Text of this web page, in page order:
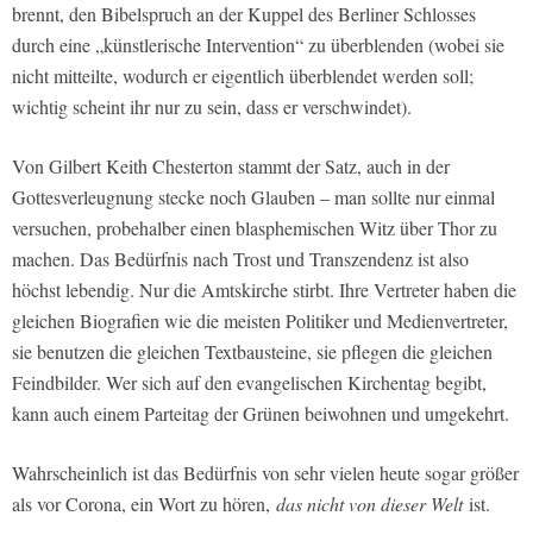
brennt, den Bibelspruch an der Kuppel des Berliner Schlosses
durch eine „künstlerische Intervention“ zu überblenden (wobei sie
nicht mitteilte, wodurch er eigentlich überblendet werden soll;
wichtig scheint ihr nur zu sein, dass er verschwindet).
Von Gilbert Keith Chesterton stammt der Satz, auch in der
Gottesverleugnung stecke noch Glauben – man sollte nur einmal
versuchen, probehalber einen blasphemischen Witz über Thor zu
machen. Das Bedürfnis nach Trost und Transzendenz ist also
höchst lebendig. Nur die Amtskirche stirbt. Ihre Vertreter haben die
gleichen Biografien wie die meisten Politiker und Medienvertreter,
sie benutzen die gleichen Textbausteine, sie pflegen die gleichen
Feindbilder. Wer sich auf den evangelischen Kirchentag begibt,
kann auch einem Parteitag der Grünen beiwohnen und umgekehrt.
Wahrscheinlich ist das Bedürfnis von sehr vielen heute sogar größer
als vor Corona, ein Wort zu hören, das nicht von dieser Weltist.